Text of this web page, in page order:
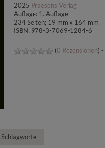
2025 Praesens Verlag
Auflage: 1. Auflage
234 Seiten; 19 mm x 164 mm
ISBN: 978-3-7069-1284-6
(0 Rezensionen) -
Schlagworte